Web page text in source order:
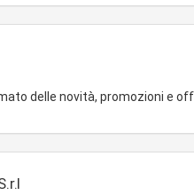
operazioni di
non e fare quanto altro
leggi n. 1 Del e n. 197 Del e
delle novità, promozioni e